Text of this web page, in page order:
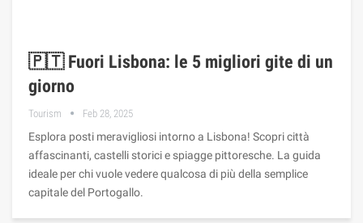
🇵🇹 Fuori Lisbona: le 5 migliori gite di un
giorno
Tourism Feb 28, 2025
Esplora posti meravigliosi intorno a Lisbona! Scopri città
affascinanti, castelli storici e spiagge pittoresche. La guida
ideale per chi vuole vedere qualcosa di più della semplice
capitale del Portogallo.